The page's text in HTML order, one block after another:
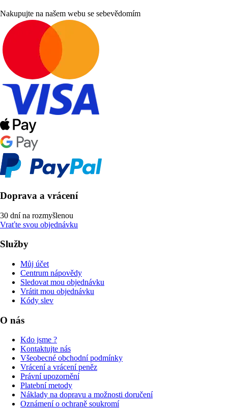
Nakupujte na našem webu se sebevědomím
Doprava a vrácení
30 dní na rozmyšlenou
Vraťte svou objednávku
Služby
Můj účet
Centrum nápovědy
Sledovat mou objednávku
Vrátit mou objednávku
Kódy slev
O nás
Kdo jsme ?
Kontaktujte nás
Všeobecné obchodní podmínky
Vrácení a vrácení peněz
Právní upozornění
Platební metody
Náklady na dopravu a možnosti doručení
Oznámení o ochraně soukromí